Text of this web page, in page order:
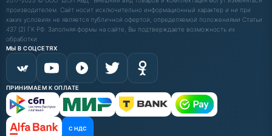
производителем. Сайт носит исключительно информационный характер и ни при
каких условиях не является публичной офертой, определяемой положениями Статьи
437 (2) ГК РФ. Заполняя формы на сайте, Вы подтверждаете возможность их
обработки.
МЫ В СОЦСЕТЯХ
ПРИНИМАЕМ К ОПЛАТЕ
С НДС